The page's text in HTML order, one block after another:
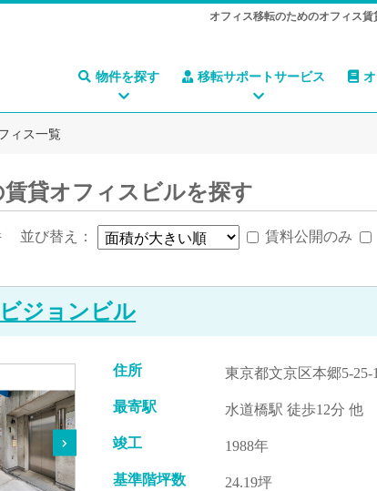
オフィス移転のためのオフィス賃
物件を探す 移転サポートサービス
ィス一覧
賃貸オフィスビルを探す
並び替え： 賃料公開のみ
ジョンビル
住所 東京都文京区本郷5-25-
最寄駅 水道橋駅 徒歩12分 他
竣工 1988年
基準階坪数 24.19坪